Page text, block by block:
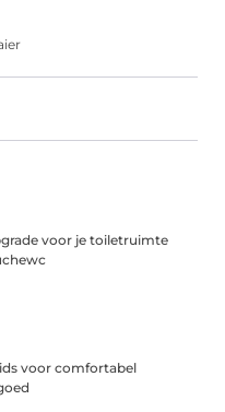
voor je toiletruimte
voor comfortabel